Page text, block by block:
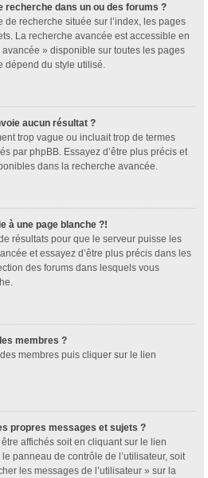
recherche dans un ou des forums ?
recherche située sur l’index, les pages
La recherche avancée est accessible en
» disponible sur toutes les pages
dépend du style utilisé.
aucun résultat ?
trop vague ou incluait trop de termes
par phpBB. Essayez d’être plus précis et
dans la recherche avancée.
à une page blanche ?!
résultats pour que le serveur puisse les
et essayez d’être plus précis dans les
des forums dans lesquels vous
membres ?
membres puis cliquer sur le lien
propres messages et sujets ?
affichés soit en cliquant sur le lien
panneau de contrôle de l’utilisateur, soit
les messages de l’utilisateur » sur la